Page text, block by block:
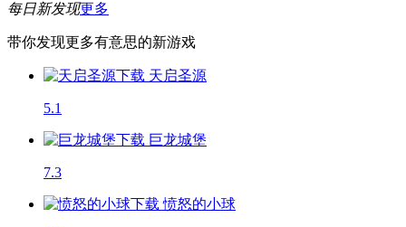
每日新发现更多
带你发现更多有意思的新游戏
天启圣源
5.1
巨龙城堡
7.3
愤怒的小球